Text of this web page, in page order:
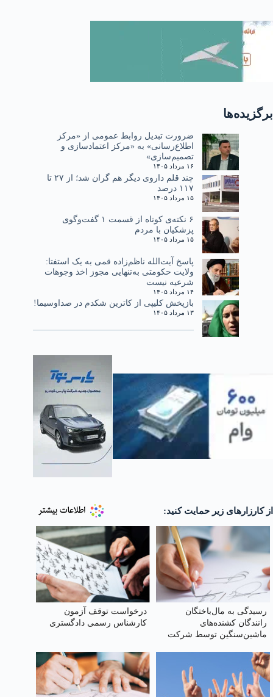
برگزیده‌ها
ضرورت تبدیل روابط عمومی از «مرکز
اطلاع‌رسانی» به «مرکز اعتمادسازی و
تصمیم‌سازی»
۱۶ مرداد ۱۴۰۵
چند قلم داروی دیگر هم گران شد؛ از ۲۷ تا
۱۱۷ درصد
۱۵ مرداد ۱۴۰۵
۶ نکته‌ی کوتاه از قسمت ۱ گفت‌وگوی
پزشکیان با مردم
۱۵ مرداد ۱۴۰۵
پاسخ آیت‌الله ناظم‌زاده قمی به یک استفتا:
ولایت حکومتی به‌تنهایی مجوز اخذ وجوهات
شرعیه نیست
۱۴ مرداد ۱۴۰۵
بازپخش کلیپی از کاترین شکدم در صداوسیما!
۱۳ مرداد ۱۴۰۵
از کارزارهای زیر حمایت کنید:
رسیدگی به مال‌باختگان
رانندگان کشنده‌های
ماشین‌سنگین توسط شرکت
درخواست توقف آزمون
کارشناس رسمی دادگستری